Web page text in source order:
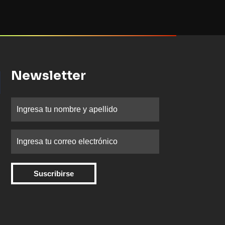
Newsletter
Suscribirse